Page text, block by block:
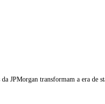
transformam a era de